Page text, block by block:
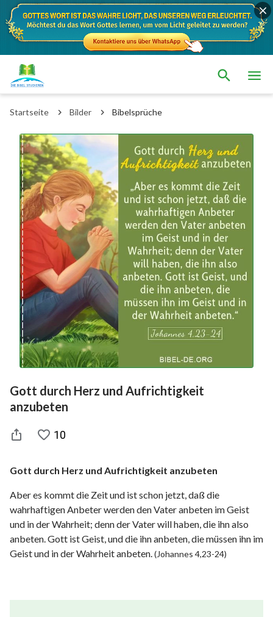
Startseite Bilder Bibelsprüche
Gott durch Herz und Aufrichtigkeit
anzubeten
10
Gott durch Herz und Aufrichtigkeit anzubeten
Aber es kommt die Zeit und ist schon jetzt, daß die
wahrhaftigen Anbeter werden den Vater anbeten im Geist
und in der Wahrheit; denn der Vater will haben, die ihn also
anbeten. Gott ist Geist, und die ihn anbeten, die müssen ihn im
Geist und in der Wahrheit anbeten. (Johannes 4,23-24)